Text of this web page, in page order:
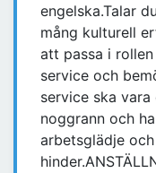
engelska.Talar
mång kulturell
att passa i
service och
service ska
noggrann och
arbetsglädje